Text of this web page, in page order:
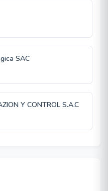
SAC
Y CONTROL S.A.C